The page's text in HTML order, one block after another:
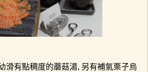
滑有點稠度的蘑菇湯, 另有補氣栗子烏